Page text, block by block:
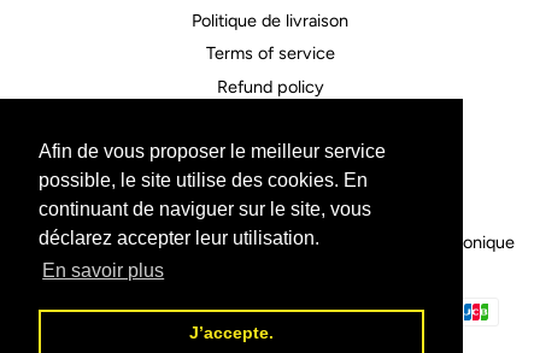
Afin de vous proposer le meilleur service
possible, le site utilise des cookies. En
continuant de naviguer sur le site, vous
déclarez accepter leur utilisation.
En savoir plus
J’accepte.
Politique de livraison
Terms of service
Refund policy
Contactez-nous
Droit d'auteur © 2026,Outils Horloger
Commerce électronique
Méthodes